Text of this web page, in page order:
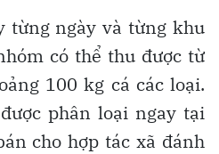
từng ngày và từng khu
có thể thu được từ
100 kg cá các loại.
phân loại ngay tại
cho hợp tác xã đánh